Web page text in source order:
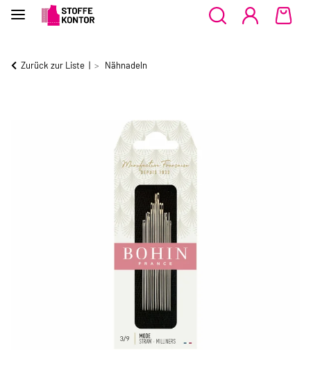
Zurück zur Liste Nähnadeln